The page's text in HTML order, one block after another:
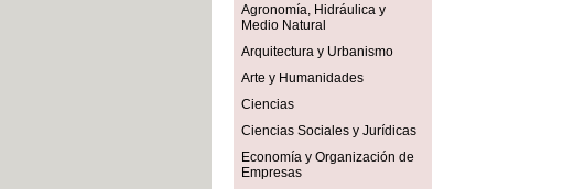
Agronomía, Hidráulica y
Medio Natural
Arquitectura y Urbanismo
Arte y Humanidades
Ciencias
Ciencias Sociales y Jurídicas
Economía y Organización de
Empresas